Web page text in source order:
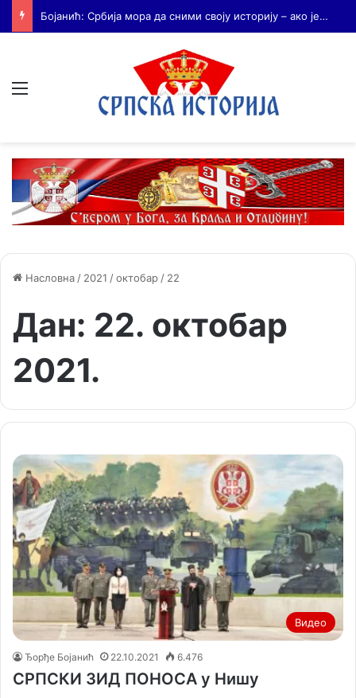
Бојанић: Када се гради – некоме смета. Када се не гради – сви се жале
Насловна / 2021 /октобар / 22
Дан: 22. октобар
2021.
Видео
Ђорђе Бојанић 22.10.2021 6.476
СРПСКИ ЗИД ПОНОСА у Нишу